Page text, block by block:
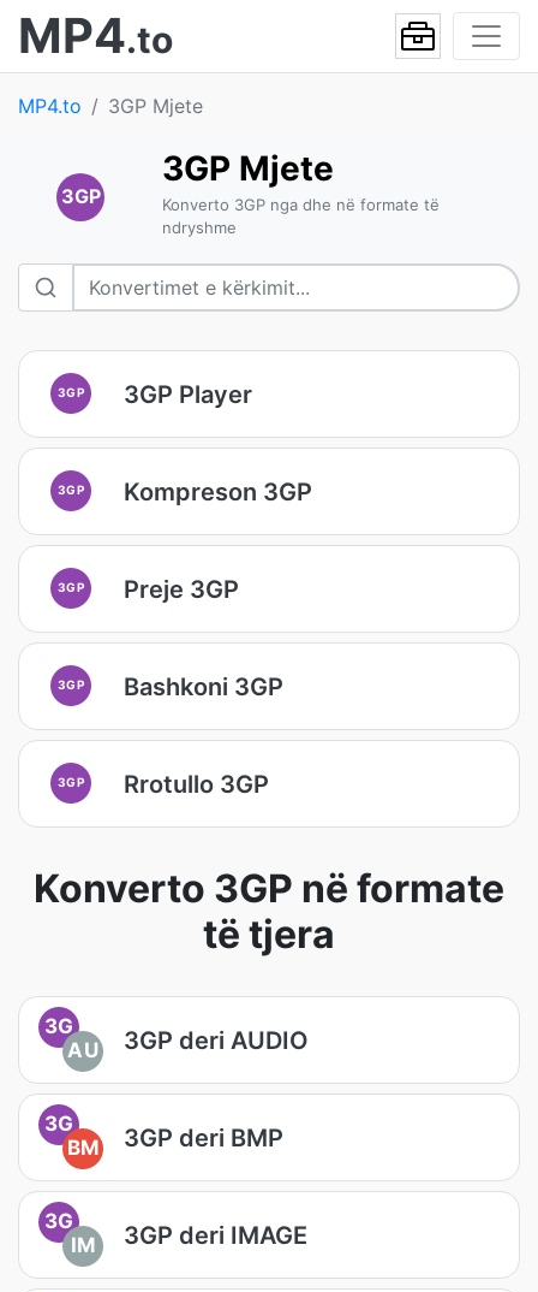
MP4.to
MP4.to 3GP Mjete
3GP
3GP Mjete
Konverto 3GP nga dhe në formate të
ndryshme
3GP 3GP Player
3GP Kompreson 3GP
3GP Preje 3GP
3GP Bashkoni 3GP
3GP Rrotullo 3GP
Konverto 3GP në formate
të tjera
3G
AU
3GP deri AUDIO
3G
BM
3GP deri BMP
3G
IM
3GP deri IMAGE